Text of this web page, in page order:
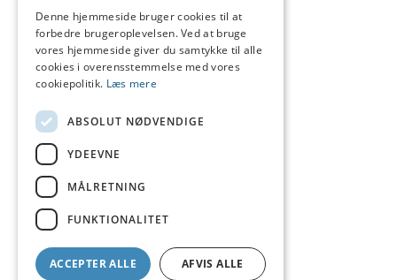
Denne hjemmeside bruger cookies til at
forbedre brugeroplevelsen. Ved at bruge
vores hjemmeside giver du samtykke til alle
cookies i overensstemmelse med vores
cookiepolitik. Læs mere
ABSOLUT NØDVENDIGE
YDEEVNE
MÅLRETNING
FUNKTIONALITET
ACCEPTER ALLE AFVIS ALLE